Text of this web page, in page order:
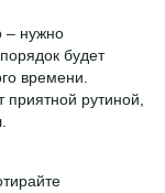
– нужно
будет
времени.
приятной рутиной,